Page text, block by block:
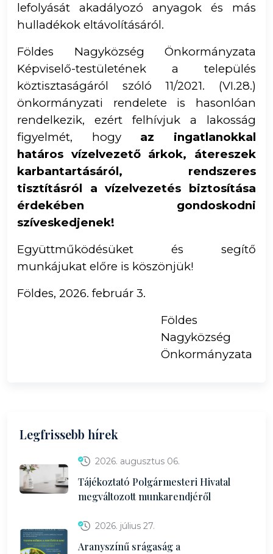
lefolyását akadályozó anyagok és más
hulladékok eltávolításáról.
Földes Nagyközség Önkormányzata
Képviselő-testületének a település
köztisztaságáról szóló 11/2021. (VI.28.)
önkormányzati rendelete is hasonlóan
rendelkezik, ezért felhívjuk a lakosság
figyelmét, hogy az ingatlanokkal
határos vízelvezető árkok, átereszek
karbantartásáról, rendszeres
tisztításról a vízelvezetés biztosítása
érdekében gondoskodni
szíveskedjenek!
Együttműködésüket és segítő
munkájukat előre is köszönjük!
Földes, 2026. február 3.
Földes
Nagyközség
Önkormányzata
Legfrissebb hírek
2026. augusztus 06.
Tájékoztató Polgármesteri Hivatal
megváltozott munkarendjéről
2026. július 27.
Aranyszínű srágaság a